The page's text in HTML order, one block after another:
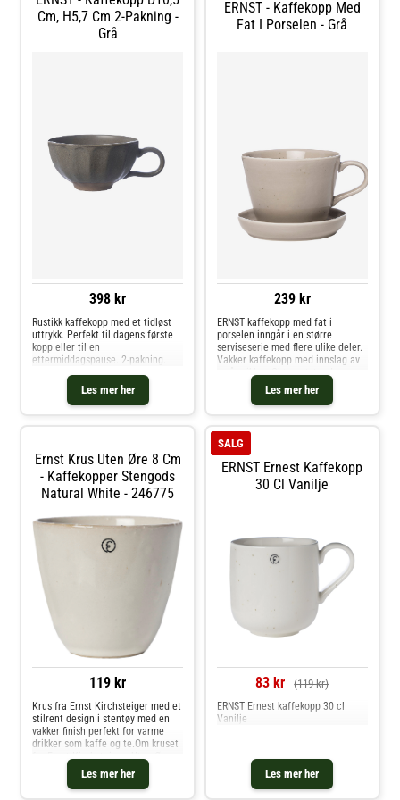
anledninger. Kjøp Kaffekopper og
andre Kopper & Krus hos Royal
Cm, H5,7 Cm 2-Pakning -
Grå
398 kr
Les mer her
Rustikk kaffekopp med et tidløst
uttrykk. Perfekt til dagens første
kopp eller til en
ettermiddagspause. 2-pakning.
ERNST - Kaffekopp Med
Fat I Porselen - Grå
239 kr
Les mer her
ERNST kaffekopp med fat i
porselen inngår i en større
serviseserie med flere ulike deler.
Vakker kaffekopp med innslag av
små prikker. Gjør matstunden
ekstra hyggelig. Tåler
mikrobølgeovn og oppvaskmaskin.
Ernst Krus Uten Øre 8 Cm
- Kaffekopper Stengods
Natural White - 246775
119 kr
Les mer her
Krus fra Ernst Kirchsteiger med et
stilrent design i stentøy med en
vakker finish perfekt for varme
drikker som kaffe og te.Om kruset
fra Ernst Kirchsteiger- Uten Øre.-
Kruset finnes i 2 forskjellige
størrelser.- Er verdsatt for det
herlige designet. Kjøp
ERNST Ernest Kaffekopp
30 Cl Vanilje
SALG
83 kr (119 kr)
Les mer her
ERNST Ernest kaffekopp 30 cl
Vanilje